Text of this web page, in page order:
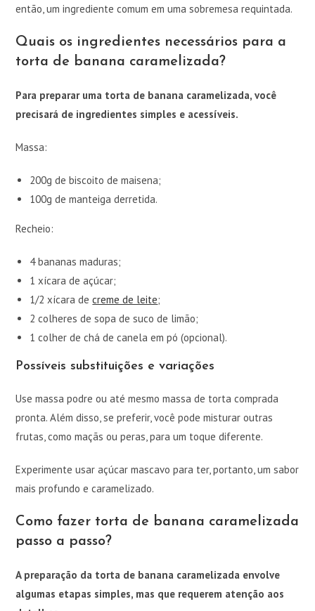
então, um ingrediente comum em uma sobremesa requintada.
Quais os ingredientes necessários para a
torta de banana caramelizada?
Para preparar uma torta de banana caramelizada, você
precisará de ingredientes simples e acessíveis.
Massa:
200g de biscoito de maisena;
100g de manteiga derretida.
Recheio:
4 bananas maduras;
1 xícara de açúcar;
1/2 xícara decreme de leite;
2 colheres de sopa de suco de limão;
1 colher de chá de canela em pó (opcional).
Possíveis substituições e variações
Use massa podre ou até mesmo massa de torta comprada
pronta. Além disso, se preferir, você pode misturar outras
frutas, como maçãs ou peras, para um toque diferente.
Experimente usar açúcar mascavo para ter, portanto, um sabor
mais profundo e caramelizado.
Como fazer torta de banana caramelizada
passo a passo?
A preparação da torta de banana caramelizada envolve
algumas etapas simples, mas que requerem atenção aos